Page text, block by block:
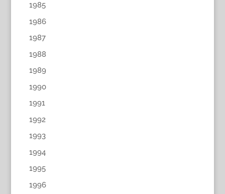
1985
1986
1987
1988
1989
1990
1991
1992
1993
1994
1995
1996